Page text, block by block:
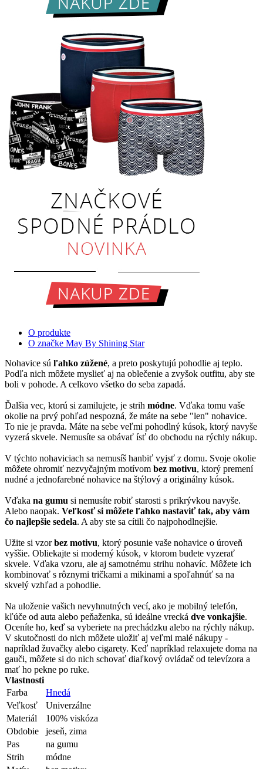
O produkte
O značke May By Shining Star
Nohavice sú ľahko zúžené, a preto poskytujú pohodlie aj teplo.
Podľa nich môžete myslieť aj na oblečenie a zvyšok outfitu, aby ste
boli v pohode. A celkovo všetko do seba zapadá.
Ďalšia vec, ktorú si zamilujete, je strih módne. Vďaka tomu vaše
okolie na prvý pohľad nespozná, že máte na sebe "len" nohavice.
To nie je pravda. Máte na sebe veľmi pohodlný kúsok, ktorý navyše
vyzerá skvele. Nemusíte sa obávať ísť do obchodu na rýchly nákup.
V týchto nohaviciach sa nemusíš hanbiť vyjsť z domu. Svoje okolie
môžete ohromiť nezvyčajným motívom bez motivu, ktorý premení
nudné a jednofarebné nohavice na štýlový a originálny kúsok.
Vďaka na gumu si nemusíte robiť starosti s prikrývkou navyše.
Alebo naopak. Veľkosť si môžete ľahko nastaviť tak, aby vám
čo najlepšie sedela. A aby ste sa cítili čo najpohodlnejšie.
Užite si vzorbez motivu, ktorý posunie vaše nohavice o úroveň
vyššie. Obliekajte si moderný kúsok, v ktorom budete vyzerať
skvele. Vďaka vzoru, ale aj samotnému strihu nohavíc. Môžete ich
kombinovať s rôznymi tričkami a mikinami a spoľahnúť sa na
skvelý vzhľad a pohodlie.
Na uloženie vašich nevyhnutných vecí, ako je mobilný telefón,
kľúče od auta alebo peňaženka, sú ideálne vrecká dve vonkajšie.
Oceníte ho, keď sa vyberiete na prechádzku alebo na rýchly nákup.
V skutočnosti do nich môžete uložiť aj veľmi malé nákupy -
napríklad žuvačky alebo cigarety. Keď napríklad relaxujete doma na
gauči, môžete si do nich schovať diaľkový ovládač od televízora a
mať ho pekne po ruke.
Vlastnosti
Farba
Hnedá
Veľkosť
Univerzálne
Materiál
100% viskóza
Obdobie
jeseň, zima
Pas
na gumu
Strih
módne